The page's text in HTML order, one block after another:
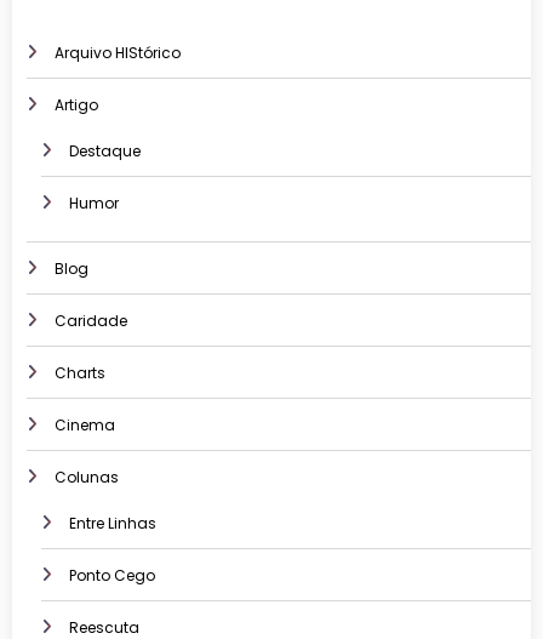
Arquivo HIStórico
Artigo
Destaque
Humor
Blog
Caridade
Charts
Cinema
Colunas
Entre Linhas
Ponto Cego
Reescuta